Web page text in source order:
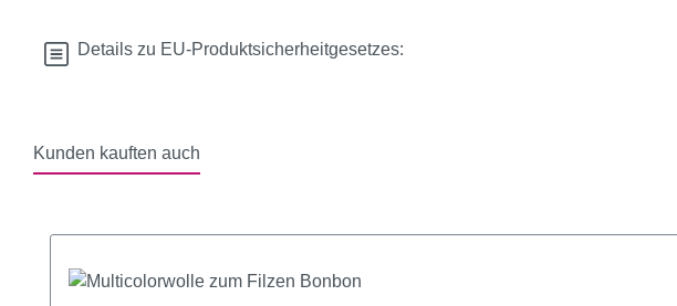
Details zu EU-Produktsicherheitgesetzes:
Kunden kauften auch